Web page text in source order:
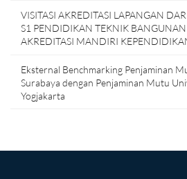
VISITASI AKREDITASI LAPANGAN
S1 PENDIDIKAN TEKNIK
AKREDITASI MANDIRI
Eksternal Benchmarking Penjaminan
Surabaya dengan Penjaminan Mutu
Yogjakarta